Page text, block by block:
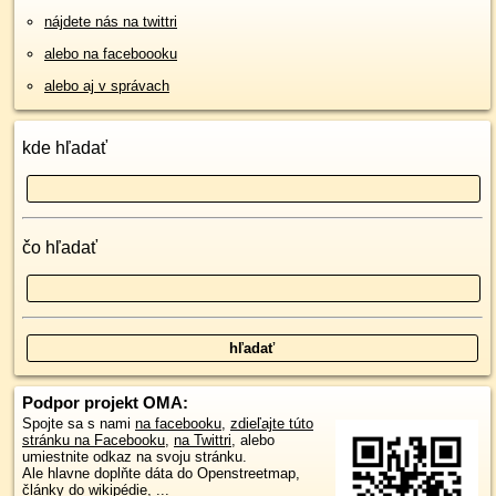
nájdete nás na twittri
alebo na faceboooku
alebo aj v správach
kde hľadať
čo hľadať
Podpor projekt OMA:
Spojte sa s nami na facebooku, zdieľajte túto
stránku na Facebooku, na Twittri, alebo
umiestnite odkaz na svoju stránku.
Ale hlavne doplňte dáta do Openstreetmap,
články do wikipédie, ...